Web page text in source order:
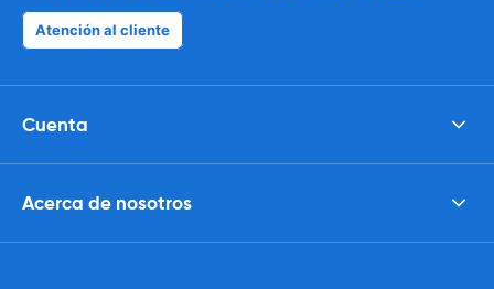
Atención al cliente
Cuenta
Acerca de nosotros